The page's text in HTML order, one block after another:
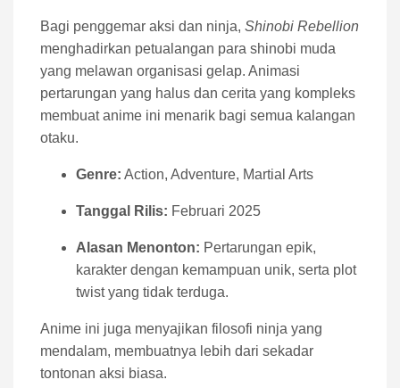
Bagi penggemar aksi dan ninja, Shinobi Rebellion
menghadirkan petualangan para shinobi muda
yang melawan organisasi gelap. Animasi
pertarungan yang halus dan cerita yang kompleks
membuat anime ini menarik bagi semua kalangan
otaku.
Genre: Action, Adventure, Martial Arts
Tanggal Rilis: Februari 2025
Alasan Menonton: Pertarungan epik,
karakter dengan kemampuan unik, serta plot
twist yang tidak terduga.
Anime ini juga menyajikan filosofi ninja yang
mendalam, membuatnya lebih dari sekadar
tontonan aksi biasa.